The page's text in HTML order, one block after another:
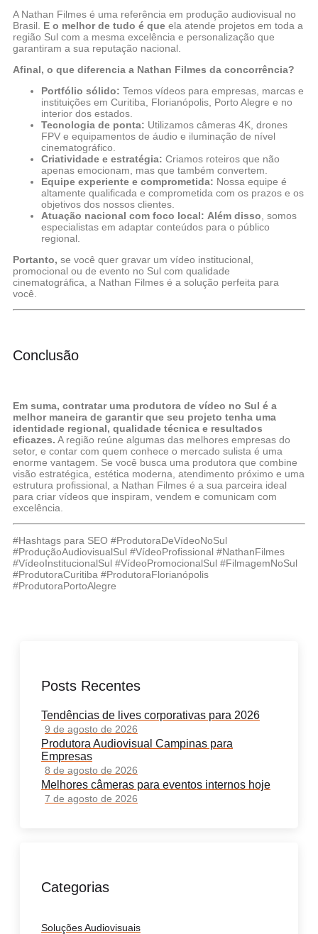
A Nathan Filmes é uma referência em produção audiovisual no
Brasil. E o melhor de tudo é que ela atende projetos em toda a
região Sul com a mesma excelência e personalização que
garantiram a sua reputação nacional.
Afinal, o que diferencia a Nathan Filmes da concorrência?
Portfólio sólido: Temos vídeos para empresas, marcas e
instituições em Curitiba, Florianópolis, Porto Alegre e no
interior dos estados.
Tecnologia de ponta: Utilizamos câmeras 4K, drones
FPV e equipamentos de áudio e iluminação de nível
cinematográfico.
Criatividade e estratégia: Criamos roteiros que não
apenas emocionam, mas que também convertem.
Equipe experiente e comprometida: Nossa equipe é
altamente qualificada e comprometida com os prazos e os
objetivos dos nossos clientes.
Atuação nacional com foco local: Além disso , somos
especialistas em adaptar conteúdos para o público
regional.
Portanto, se você quer gravar um vídeo institucional,
promocional ou de evento no Sul com qualidade
cinematográfica, a Nathan Filmes é a solução perfeita para
você.
Conclusão
Em suma, contratar uma produtora de vídeo no Sul é a
melhor maneira de garantir que seu projeto tenha uma
identidade regional, qualidade técnica e resultados
eficazes. A região reúne algumas das melhores empresas do
setor, e contar com quem conhece o mercado sulista é uma
enorme vantagem. Se você busca uma produtora que combine
visão estratégica, estética moderna, atendimento próximo e uma
estrutura profissional, a Nathan Filmes é a sua parceira ideal
para criar vídeos que inspiram, vendem e comunicam com
excelência.
#Hashtags para SEO #ProdutoraDeVídeoNoSul
#ProduçãoAudiovisualSul #VídeoProfissional #NathanFilmes
#VídeoInstitucionalSul #VídeoPromocionalSul #FilmagemNoSul
#ProdutoraCuritiba #ProdutoraFlorianópolis
#ProdutoraPortoAlegre
Posts Recentes
Tendências de lives corporativas para 2026
9 de agosto de 2026
Produtora Audiovisual Campinas para
Empresas
8 de agosto de 2026
Melhores câmeras para eventos internos hoje
7 de agosto de 2026
Categorias
Soluções Audiovisuais